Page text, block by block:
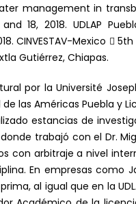
management in
18, 2018. UDLAP
CINVESTAV-Mexico 
Gutiérrez, Chiapas.
por la Université
las Américas Puebla y
estancias de
trabajó con el Dr.
con arbitraje a nivel
En empresas como
al igual que en la